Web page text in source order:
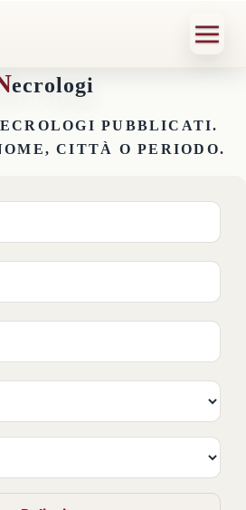
ecrologi
PUBBLICATI.
CITTÀ O PERIODO.